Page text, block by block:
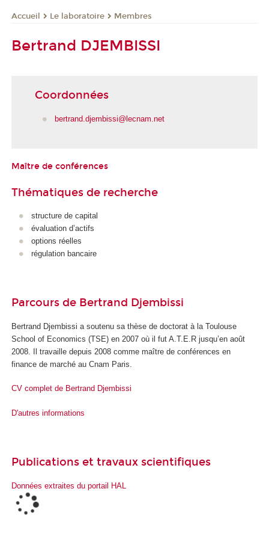
Accueil Le laboratoire Membres
Bertrand DJEMBISSI
Coordonnées
bertrand.djembissi@lecnam.net
Maître de conférences
Thématiques de recherche
structure de capital
évaluation d’actifs
options réelles
régulation bancaire
Parcours de Bertrand Djembissi
Bertrand Djembissi a soutenu sa thèse de doctorat à la Toulouse
School of Economics (TSE) en 2007 où il fut A.T.E.R jusqu’en août
2008. Il travaille depuis 2008 comme maître de conférences en
finance de marché au Cnam Paris.
CV complet de Bertrand Djembissi
D'autres informations
Publications et travaux scientifiques
Données extraites du portail HAL